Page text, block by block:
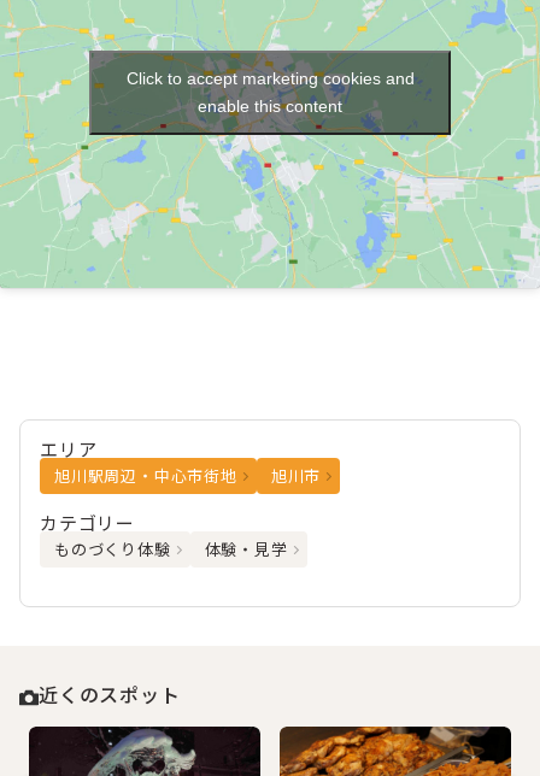
Click to accept marketing cookies and
enable this content
エリア
旭川駅周辺・中心市街地 旭川市
カテゴリー
ものづくり体験 体験・見学
近くのスポット